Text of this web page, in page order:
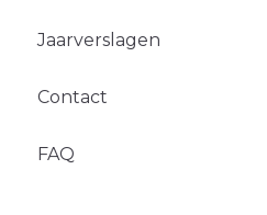
Jaarverslagen
Contact
FAQ